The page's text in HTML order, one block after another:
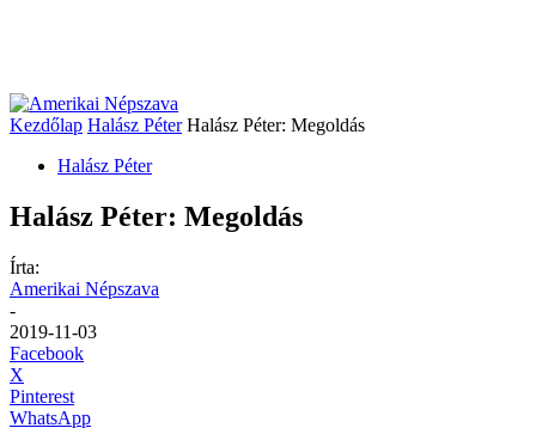
Kezdőlap Halász Péter Halász Péter: Megoldás
Halász Péter
Halász Péter: Megoldás
Írta:
Amerikai Népszava
-
2019-11-03
Facebook
X
Pinterest
WhatsApp